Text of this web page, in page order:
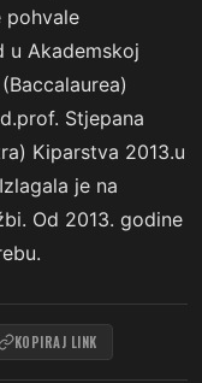
pohvale
u Akademskoj
Stjepana
Kiparstva 2013.u
je na
Od 2013. godine
KOPIRAJ LINK